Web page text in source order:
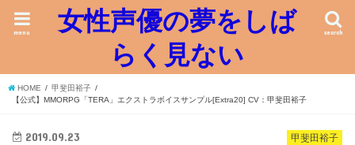
女性声優の夢をしば
らく見ない
search
menu
HOME
甲斐田裕子
【公式】MMORPG「TERA」エクストラボイスサンプル[Extra20] CV：甲斐田裕子
甲斐田裕子
2019.09.23